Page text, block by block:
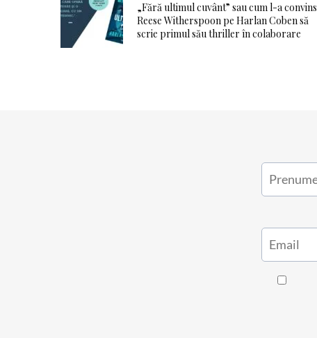
„Fără ultimul cuvânt” sau cum l-a convins
Reese Witherspoon pe Harlan Coben să
scrie primul său thriller în colaborare